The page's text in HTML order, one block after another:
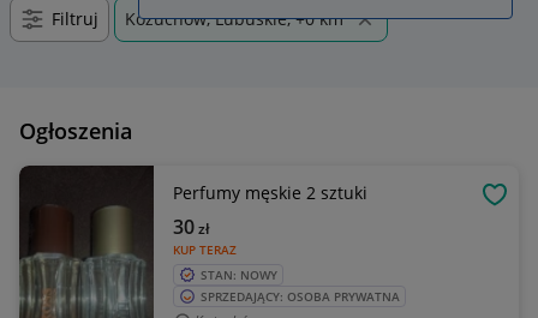
Filtruj Kożuchów, Lubuskie, +0 km
Ogłoszenia
Perfumy męskie 2 sztuki
KUP TERAZ
30zł
STAN: NOWY
SPRZEDAJĄCY: OSOBA PRYWATNA